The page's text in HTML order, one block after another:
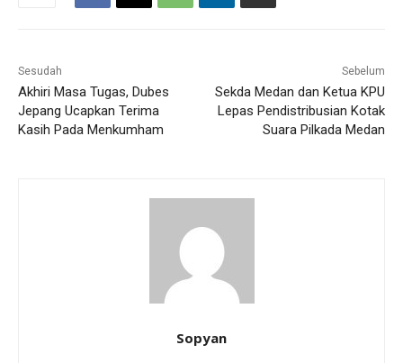
Sesudah
Akhiri Masa Tugas, Dubes
Jepang Ucapkan Terima
Kasih Pada Menkumham
Sebelum
Sekda Medan dan Ketua KPU
Lepas Pendistribusian Kotak
Suara Pilkada Medan
Sopyan